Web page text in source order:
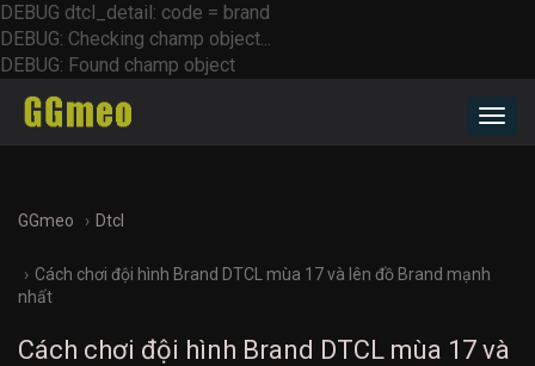
DEBUG dtcl_detail: code = brand
DEBUG: Checking champ object...
DEBUG: Found champ object
GGmeo Dtcl
Cách chơi đội hình Brand DTCL mùa 17 và lên đồ Brand mạnh
nhất
Cách chơi đội hình Brand DTCL mùa 17 và